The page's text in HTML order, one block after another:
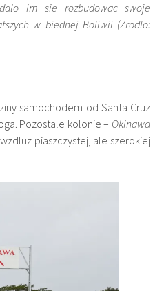
im sie rozbudowac swoje
w biednej Boliwii (Zrodlo:
samochodem od Santa Cruz
Pozostale kolonie – Okinawa
piaszczystej, ale szerokiej